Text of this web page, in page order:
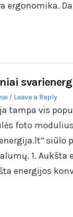
ergonomika.
Leave a Reply
tampa vis
foto
1.
energijos